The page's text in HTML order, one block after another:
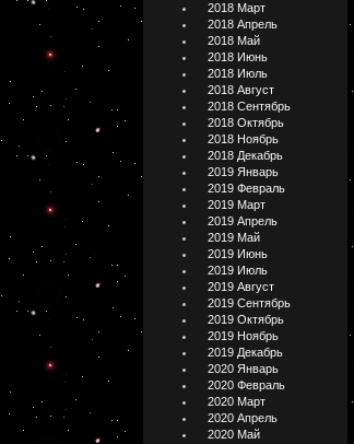
2018 Март
2018 Апрель
2018 Май
2018 Июнь
2018 Июль
2018 Август
2018 Сентябрь
2018 Октябрь
2018 Ноябрь
2018 Декабрь
2019 Январь
2019 Февраль
2019 Март
2019 Апрель
2019 Май
2019 Июнь
2019 Июль
2019 Август
2019 Сентябрь
2019 Октябрь
2019 Ноябрь
2019 Декабрь
2020 Январь
2020 Февраль
2020 Март
2020 Апрель
2020 Май